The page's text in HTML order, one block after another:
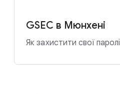
GSEC в Мюнхені
Як захистити свої паролі